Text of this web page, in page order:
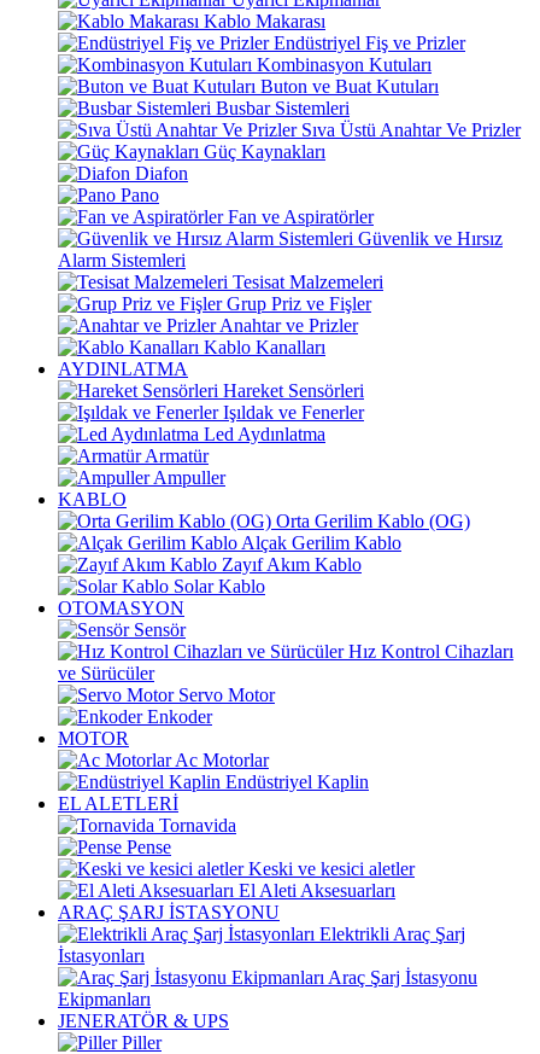
Kablo Makarası
Endüstriyel Fiş ve Prizler
Kombinasyon Kutuları
Buton ve Buat Kutuları
Busbar Sistemleri
Sıva Üstü Anahtar Ve Prizler
Güç Kaynakları
Diafon
Pano
Fan ve Aspiratörler
Güvenlik ve Hırsız
Alarm Sistemleri
Tesisat Malzemeleri
Grup Priz ve Fişler
Anahtar ve Prizler
Kablo Kanalları
AYDINLATMA
Hareket Sensörleri
Işıldak ve Fenerler
Led Aydınlatma
Armatür
Ampuller
KABLO
Orta Gerilim Kablo (OG)
Alçak Gerilim Kablo
Zayıf Akım Kablo
Solar Kablo
OTOMASYON
Sensör
Hız Kontrol Cihazları
ve Sürücüler
Servo Motor
Enkoder
MOTOR
Ac Motorlar
Endüstriyel Kaplin
EL ALETLERİ
Tornavida
Pense
Keski ve kesici aletler
El Aleti Aksesuarları
ARAÇ ŞARJ İSTASYONU
Elektrikli Araç Şarj
İstasyonları
Araç Şarj İstasyonu
Ekipmanları
JENERATÖR & UPS
Piller